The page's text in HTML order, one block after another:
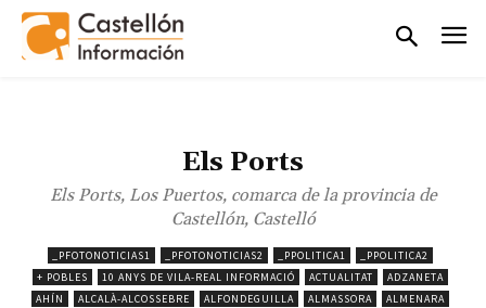
Els Ports
Els Ports, Los Puertos, comarca de la provincia de
Castellón, Castelló
_PFOTONOTICIAS1 _PFOTONOTICIAS2 _PPOLITICA1
_PPOLITICA2
+ POBLES
10 ANYS DE VILA-REAL INFORMACIÓ ACTUALITAT
ADZANETA
AHÍN
ALCALÀ-ALCOSSEBRE ALFONDEGUILLA ALMASSORA
ALMENARA